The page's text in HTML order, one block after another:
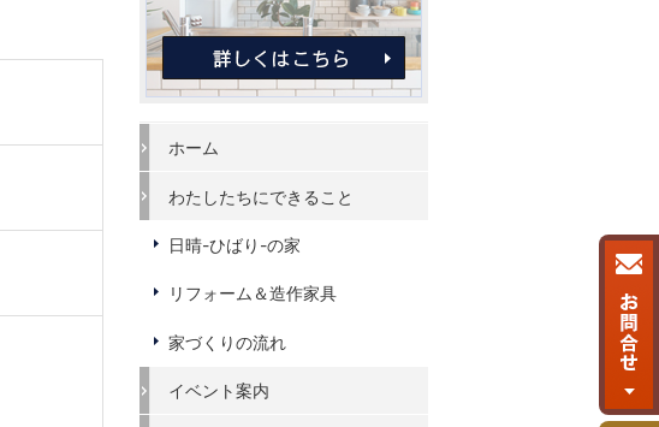
ホーム
わたしたちにできること
日晴-ひばり-の家
リフォーム＆造作家具
家づくりの流れ
イベント案内